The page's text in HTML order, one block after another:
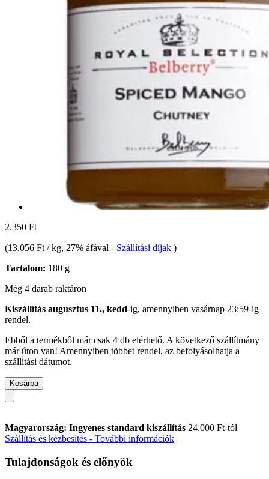
2.350 Ft
(13.056 Ft / kg, 27% áfával - Szállítási díjak )
Tartalom: 180 g
Még 4 darab raktáron
Kiszállítás augusztus 11., kedd-ig, amennyiben vasárnap 23:59-ig
rendel.
Ebből a termékből már csak 4 db elérhető. A következő szállítmány
már úton van! Amennyiben többet rendel, az befolyásolhatja a
szállítási dátumot.
Kosárba
Magyarország: Ingyenes standard kiszállítás 24.000 Ft-tól
Szállítás és kézbesítés - További információk
Tulajdonságok és előnyök